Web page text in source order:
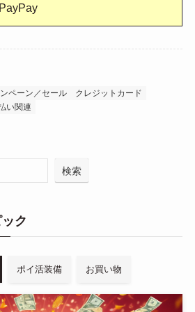
PayPay
ペーン／セール
クレジットカード
い関連
検索
ク
ポイ活装備 お買い物